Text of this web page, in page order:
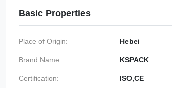
Basic Properties
Place of Origin: Hebei
Brand Name: KSPACK
Certification: ISO,CE